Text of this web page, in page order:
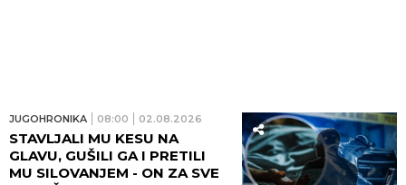
JUGOHRONIKA 08:00 02.08.2026
STAVLJALI MU KESU NA
GLAVU, GUŠILI GA I PRETILI
MU SILOVANJEM - ON ZA SVE